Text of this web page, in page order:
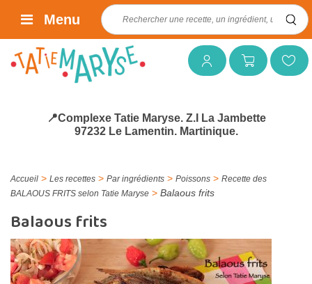
Mon compteMon panierMes favoris
Rechercher :
Menu
📍Complexe Tatie Maryse. Z.I La Jambette
97232 Le Lamentin. Martinique.
Accueil > Les recettes > Par ingrédients > Poissons > Recette des
BALAOUS FRITS selon Tatie Maryse > Balaous frits
Balaous frits